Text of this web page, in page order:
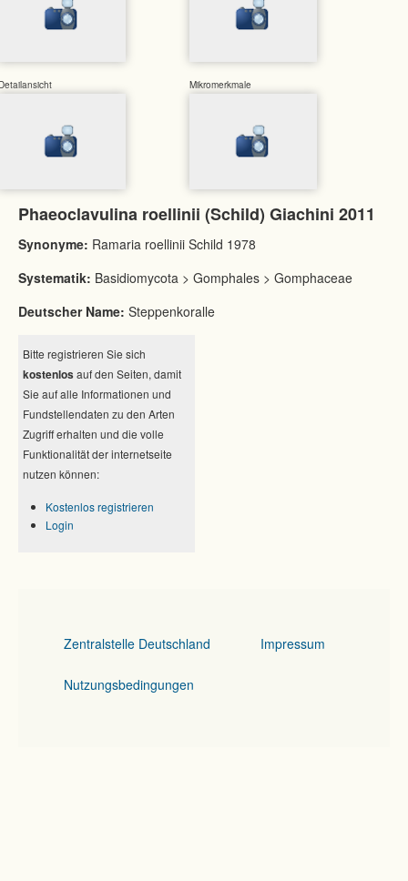
Mikromerkmale
Phaeoclavulina roellinii (Schild) Giachini 2011
Synonyme: Ramaria roellinii Schild 1978
Systematik: Basidiomycota > Gomphales > Gomphaceae
Deutscher Name: Steppenkoralle
Bitte registrieren Sie sich
kostenlos auf den Seiten, damit
Sie auf alle Informationen und
Fundstellendaten zu den Arten
Zugriff erhalten und die volle
Funktionalität der internetseite
nutzen können:
Kostenlos registrieren
Login
Zentralstelle Deutschland Impressum
Nutzungsbedingungen